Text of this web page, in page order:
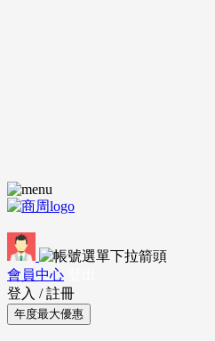
會員中心
登入 / 註冊
年度最大優惠